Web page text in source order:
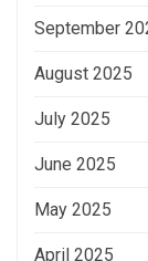
September
August 2025
July 2025
June 2025
May 2025
April 2025